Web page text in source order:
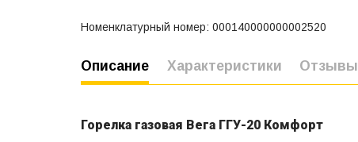
Номенклатурный номер: 000140000000002520
Описание Характеристики Отзывы
Горелка газовая Вега ГГУ-20 Комфорт